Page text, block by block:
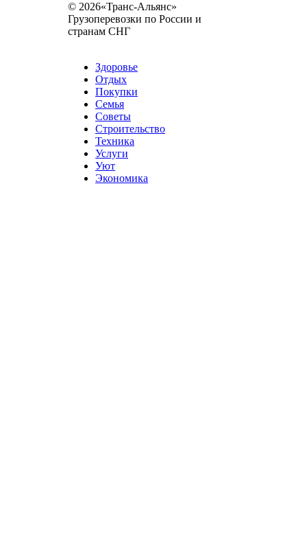
© 2026«Транс-Альянс»
Грузоперевозки по России и
странам СНГ
Здоровье
Отдых
Покупки
Семья
Советы
Строительство
Техника
Услуги
Уют
Экономика